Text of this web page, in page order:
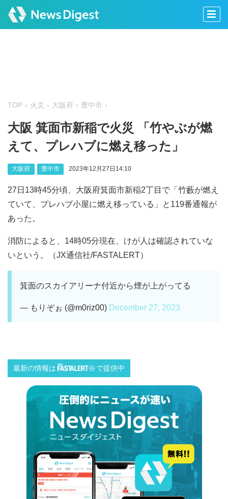
TOP 火災 大阪府 豊中市
大阪 箕面市新稲で火災 「竹やぶが燃
えて、プレハブに燃え移った」
大阪府 豊中市 2023年12月27日14:10
27日13時45分頃、大阪府箕面市新稲2丁目で「竹藪が燃え
ていて、プレハブ小屋に燃え移っている」と119番通報が
あった。
消防によると、14時05分現在、けが人は確認されていな
いという。（JX通信社/FASTALERT）
箕面のスカイアリーナ付近から煙が上がってる
— もりぞぉ (@m0riz00) December 27, 2023
最新の情報は で提供中